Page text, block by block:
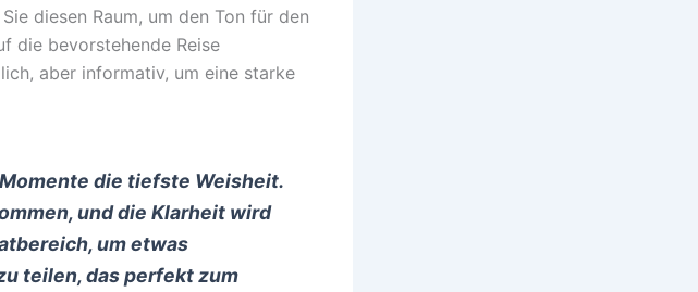
diesen Raum, um den Ton für den
die bevorstehende Reise
aber informativ, um eine starke
die tiefste Weisheit.
und die Klarheit wird
um etwas
teilen, das perfekt zum